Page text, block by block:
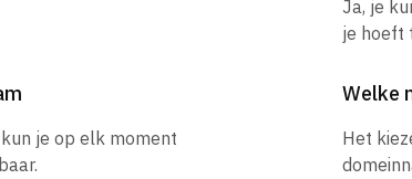
Ja, je
je hoeft
je op elk moment
Welke
Het